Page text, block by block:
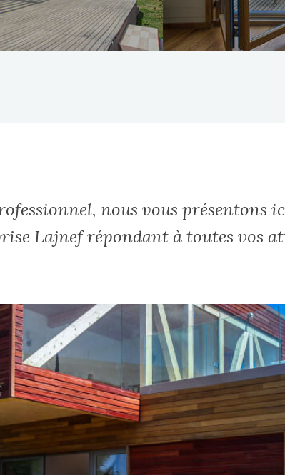
nous vous présentons
Lajnef répondant à toutes vos